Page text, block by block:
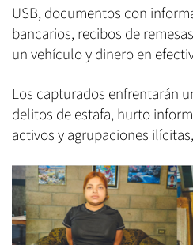
USB, documentos con
bancarios, recibos de
un vehículo y dinero en
Los capturados enfrentarán
delitos de estafa, hurto
activos y agrupaciones